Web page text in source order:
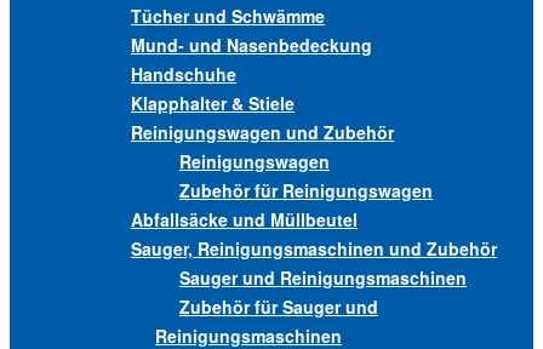
Tücher und Schwämme
Mund- und Nasenbedeckung
Handschuhe
Klapphalter & Stiele
Reinigungswagen und Zubehör
Reinigungswagen
Zubehör für Reinigungswagen
Abfallsäcke und Müllbeutel
Sauger, Reinigungsmaschinen und Zubehör
Sauger und Reinigungsmaschinen
Zubehör für Sauger und
Reinigungsmaschinen